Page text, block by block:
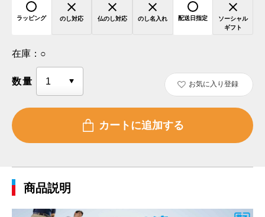
ラッピング のし対応 仏のし対応 のし名入れ 配送日指定
ソーシャル
ギフト
在庫： ○
数量 お気に入り登録
商品説明